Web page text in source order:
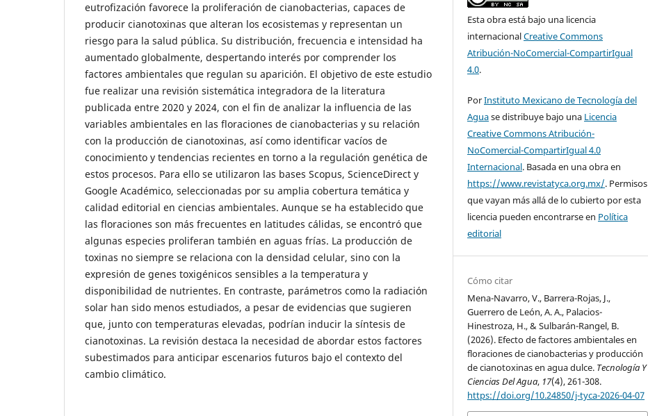
eutrofización favorece la proliferación de cianobacterias, capaces de
producir cianotoxinas que alteran los ecosistemas y representan un
riesgo para la salud pública. Su distribución, frecuencia e intensidad ha
aumentado globalmente, despertando interés por comprender los
factores ambientales que regulan su aparición. El objetivo de este estudio
fue realizar una revisión sistemática integradora de la literatura
publicada entre 2020 y 2024, con el fin de analizar la influencia de las
variables ambientales en las floraciones de cianobacterias y su relación
con la producción de cianotoxinas, así como identificar vacíos de
conocimiento y tendencias recientes en torno a la regulación genética de
estos procesos. Para ello se utilizaron las bases Scopus, ScienceDirect y
Google Académico, seleccionadas por su amplia cobertura temática y
calidad editorial en ciencias ambientales. Aunque se ha establecido que
las floraciones son más frecuentes en latitudes cálidas, se encontró que
algunas especies proliferan también en aguas frías. La producción de
toxinas no siempre se relaciona con la densidad celular, sino con la
expresión de genes toxigénicos sensibles a la temperatura y
disponibilidad de nutrientes. En contraste, parámetros como la radiación
solar han sido menos estudiados, a pesar de evidencias que sugieren
que, junto con temperaturas elevadas, podrían inducir la síntesis de
cianotoxinas. La revisión destaca la necesidad de abordar estos factores
subestimados para anticipar escenarios futuros bajo el contexto del
cambio climático.
Esta obra está bajo una licencia
internacionalCreative Commons
Atribución-NoComercial-CompartirIgual
4.0.
PorInstituto Mexicano de Tecnología del
Aguase distribuye bajo una Licencia
Creative Commons Atribución-
NoComercial-CompartirIgual 4.0
Internacional. Basada en una obra en
https://www.revistatyca.org.mx/. Permisos
que vayan más allá de lo cubierto por esta
licencia pueden encontrarse en Política
editorial
Cómo citar
Mena-Navarro, V., Barrera-Rojas, J.,
Guerrero de León, A. A., Palacios-
Hinestroza, H., & Sulbarán-Rangel, B.
(2026). Efecto de factores ambientales en
floraciones de cianobacterias y producción
de cianotoxinas en agua dulce. Tecnología Y
Ciencias Del Agua, 17(4), 261-308.
https://doi.org/10.24850/j-tyca-2026-04-07